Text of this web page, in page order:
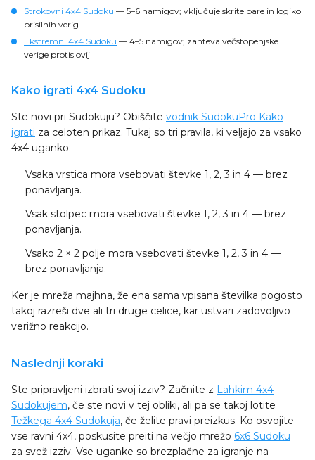
Strokovni 4x4 Sudoku — 5–6 namigov; vključuje skrite pare in logiko
prisilnih verig
Ekstremni 4x4 Sudoku — 4–5 namigov; zahteva večstopenjske
verige protislovij
Kako igrati 4x4 Sudoku
Ste novi pri Sudokuju? Obiščite vodnik SudokuPro Kako
igrati za celoten prikaz. Tukaj so tri pravila, ki veljajo za vsako
4x4 uganko:
Vsaka vrstica mora vsebovati števke 1, 2, 3 in 4 — brez
ponavljanja.
Vsak stolpec mora vsebovati števke 1, 2, 3 in 4 — brez
ponavljanja.
Vsako 2 × 2 polje mora vsebovati števke 1, 2, 3 in 4 —
brez ponavljanja.
Ker je mreža majhna, že ena sama vpisana številka pogosto
takoj razreši dve ali tri druge celice, kar ustvari zadovoljivo
verižno reakcijo.
Naslednji koraki
Ste pripravljeni izbrati svoj izziv? Začnite z Lahkim 4x4
Sudokujem, če ste novi v tej obliki, ali pa se takoj lotite
Težkega 4x4 Sudokuja, če želite pravi preizkus. Ko osvojite
vse ravni 4x4, poskusite preiti na večjo mrežo 6x6 Sudoku
za svež izziv. Vse uganke so brezplačne za igranje na